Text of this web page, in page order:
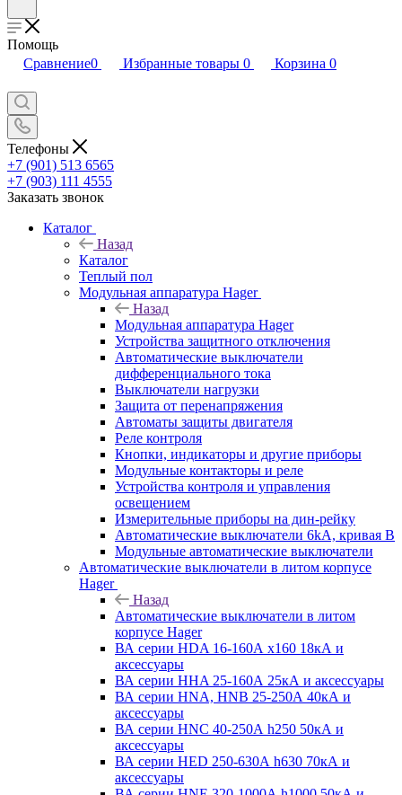
Помощь
Сравнение0 Избранные товары 0 Корзина 0
Телефоны
+7 (901) 513 6565
+7 (903) 111 4555
Заказать звонок
Каталог
Назад
Каталог
Теплый пол
Модульная аппаратура Hager
Назад
Модульная аппаратура Hager
Устройства защитного отключения
Автоматические выключатели
дифференциального тока
Выключатели нагрузки
Защита от перенапряжения
Автоматы защиты двигателя
Реле контроля
Кнопки, индикаторы и другие приборы
Модульные контакторы и реле
Устройства контроля и управления
освещением
Измерительные приборы на дин-рейку
Автоматические выключатели 6kA, кривая В
Модульные автоматические выключатели
Автоматические выключатели в литом корпусе
Hager
Назад
Автоматические выключатели в литом
корпусе Hager
ВА серии HDA 16-160А x160 18кА и
аксессуары
ВА серии HHA 25-160А 25кА и аксессуары
ВА серии HNA, HNB 25-250А 40кА и
аксессуары
ВА серии HNC 40-250А h250 50кА и
аксессуары
ВА серии HED 250-630А h630 70кА и
аксессуары